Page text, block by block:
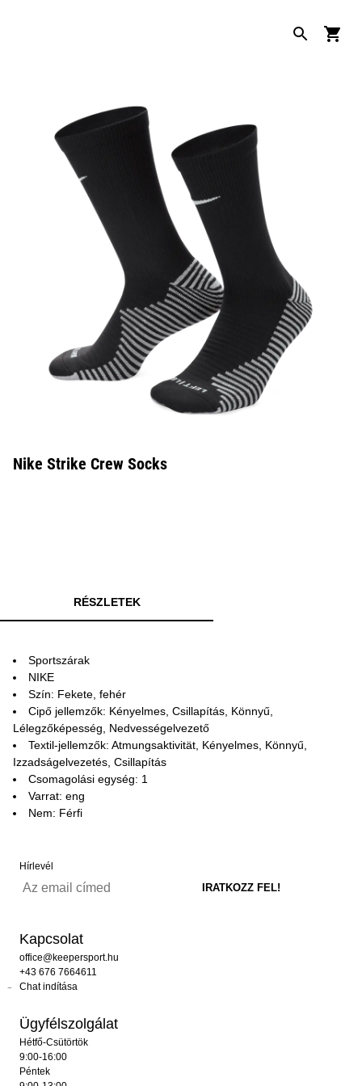
Nike Strike Crew Socks
RÉSZLETEK
Sportszárak
NIKE
Szín: Fekete, fehér
Cipő jellemzők: Kényelmes, Csillapítás, Könnyű,
Lélegzőképesség, Nedvességelvezető
Textil-jellemzők: Atmungsaktivität, Kényelmes, Könnyű,
Izzadságelvezetés, Csillapítás
Csomagolási egység: 1
Varrat: eng
Nem: Férfi
Hírlevél
Kapcsolat
office@keepersport.hu
+43 676 7664611
Chat indítása
Ügyfélszolgálat
Hétfő-Csütörtök
9:00-16:00
Péntek